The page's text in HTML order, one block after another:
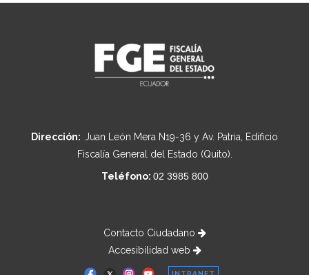
Dirección: Juan León Mera N19-36 y Av. Patria, Edificio
Fiscalía General del Estado (Quito).
Teléfono: 02 3985 800
Contacto Ciudadano
Accesibilidad web
INTRANET